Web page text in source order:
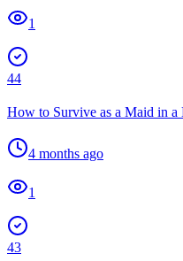
1
44
How to Survive as a Maid in
4 months ago
1
43